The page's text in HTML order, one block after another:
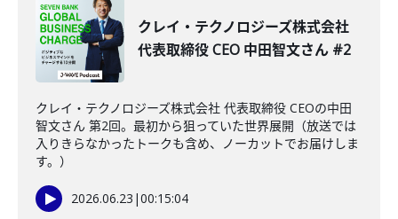
クレイ・テクノロジーズ株式会社
代表取締役 CEO 中田智文さん #2
クレイ・テクノロジーズ株式会社 代表取締役 CEOの中田
智文さん 第2回。最初から狙っていた世界展開（放送では
入りきらなかったトークも含め、ノーカットでお届けしま
す。）
2026.06.23 |00:15:04